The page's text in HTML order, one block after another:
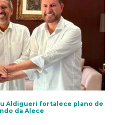
Aldigueri fortalece plano de
da Alece